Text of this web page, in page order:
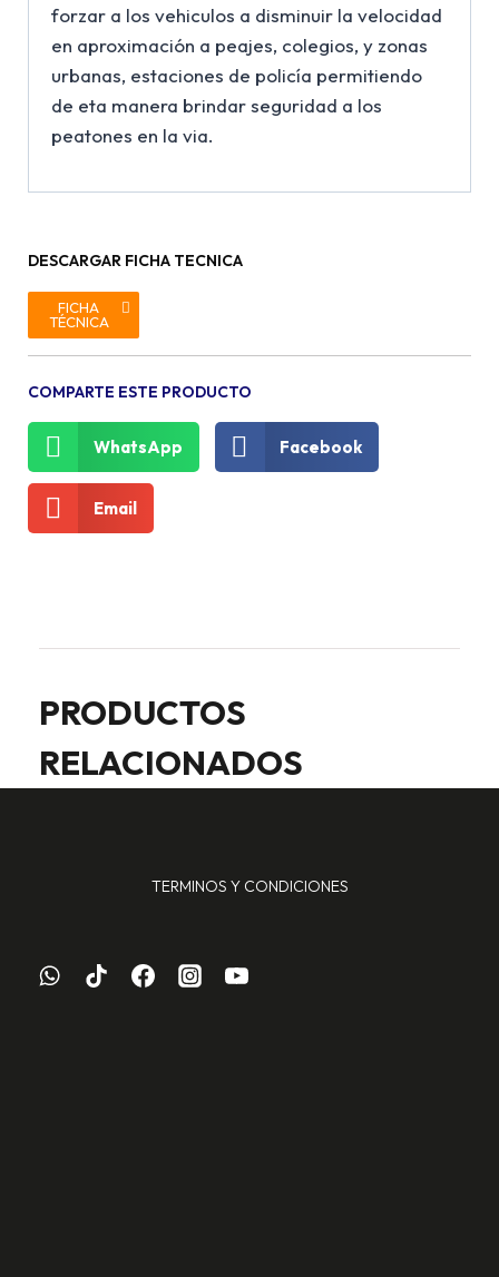
forzar a los vehiculos a disminuir la velocidad
en aproximación a peajes, colegios, y zonas
urbanas, estaciones de policía permitiendo
de eta manera brindar seguridad a los
peatones en la via.
DESCARGAR FICHA TECNICA
FICHA
TÉCNICA
COMPARTE ESTE PRODUCTO
WhatsApp Facebook
Email
PRODUCTOS
RELACIONADOS
TERMINOS Y CONDICIONES